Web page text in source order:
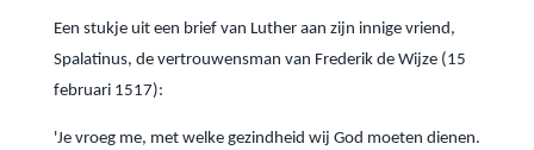
Een stukje uit een brief van Luther aan zijn innige vriend,
Spalatinus, de vertrouwensman van Frederik de Wijze (15
februari 1517):
'Je vroeg me, met welke gezindheid wij God moeten dienen.